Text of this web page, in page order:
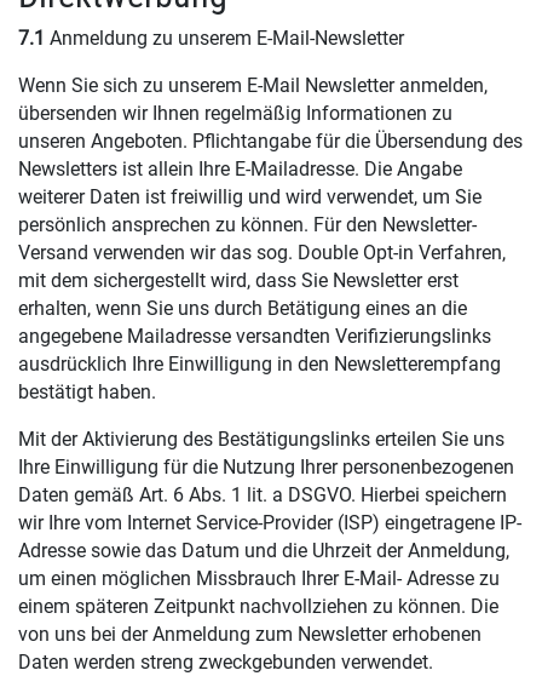
7.1 Anmeldung zu unserem E-Mail-Newsletter
Wenn Sie sich zu unserem E-Mail Newsletter anmelden,
übersenden wir Ihnen regelmäßig Informationen zu
unseren Angeboten. Pflichtangabe für die Übersendung des
Newsletters ist allein Ihre E-Mailadresse. Die Angabe
weiterer Daten ist freiwillig und wird verwendet, um Sie
persönlich ansprechen zu können. Für den Newsletter-
Versand verwenden wir das sog. Double Opt-in Verfahren,
mit dem sichergestellt wird, dass Sie Newsletter erst
erhalten, wenn Sie uns durch Betätigung eines an die
angegebene Mailadresse versandten Verifizierungslinks
ausdrücklich Ihre Einwilligung in den Newsletterempfang
bestätigt haben.
Mit der Aktivierung des Bestätigungslinks erteilen Sie uns
Ihre Einwilligung für die Nutzung Ihrer personenbezogenen
Daten gemäß Art. 6 Abs. 1 lit. a DSGVO. Hierbei speichern
wir Ihre vom Internet Service-Provider (ISP) eingetragene IP-
Adresse sowie das Datum und die Uhrzeit der Anmeldung,
um einen möglichen Missbrauch Ihrer E-Mail- Adresse zu
einem späteren Zeitpunkt nachvollziehen zu können. Die
von uns bei der Anmeldung zum Newsletter erhobenen
Daten werden streng zweckgebunden verwendet.